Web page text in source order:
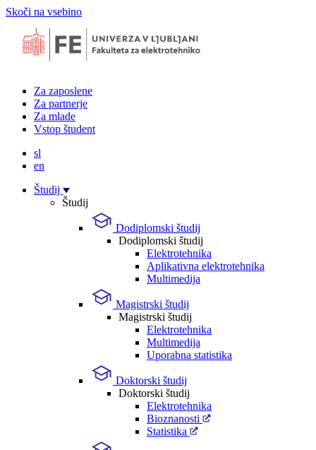
Skoči na vsebino
Za zaposlene
Za partnerje
Za mlade
Vstop študent
sl
en
Študij
Študij
Dodiplomski študij
Dodiplomski študij
Elektrotehnika
Aplikativna elektrotehnika
Multimedija
Magistrski študij
Magistrski študij
Elektrotehnika
Multimedija
Uporabna statistika
Doktorski študij
Doktorski študij
Elektrotehnika
Bioznanosti
Statistika